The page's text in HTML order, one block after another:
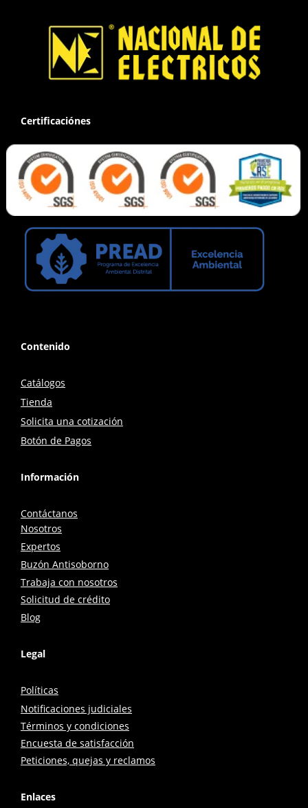
Certificaciónes
Contenido
Catálogos
Tienda
Solicita una cotización
Botón de Pagos
Información
Contáctanos
Nosotros
Expertos
Buzón Antisoborno
Trabaja con nosotros
Solicitud de crédito
Blog
Legal
Políticas
Notificaciones judiciales
Términos y condiciones
Encuesta de satisfacción
Peticiones, quejas y reclamos
Enlaces